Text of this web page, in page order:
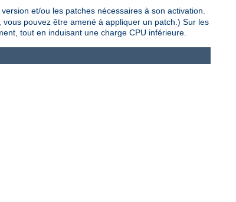
et/ou les patches nécessaires à son activation.
pouvez être amené à appliquer un patch.) Sur les
tout en induisant une charge CPU inférieure.